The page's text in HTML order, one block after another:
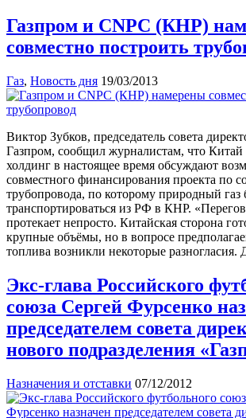
Газпром и CNPC (КНР)
совместно построить
Газ, Новость дня 19/03/2013
Виктор Зубков, председатель совета
Газпром, сообщил журналистам, что Китай
холдинг в настоящее время обсуждают
совместного финансирования проекта по
трубопровода, по которому природный газ
транспортироваться из РФ в КНР.
протекает непросто. Китайская сторона
крупные объёмы, но в вопросе
топлива возникли некоторые
Экс-глава Российского
союза Сергей Фурсенко
председателем совета
нового подразделения
Назначения и отставки 07/12/2012